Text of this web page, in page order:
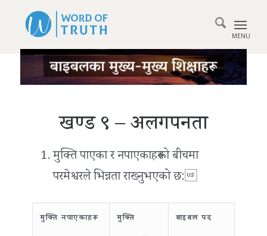
खण्ड ९ – अलगपनता
मुक्ति पाएका र नपाएकाहरूको बीचमा
परमेश्वरले भिन्नता राख्‍नुभएको छ:
मुक्ति नपाएकाहरू
मुक्ति
बाइबल पद